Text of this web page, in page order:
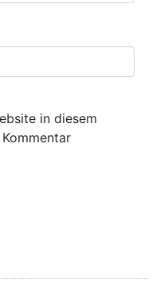
in diesem